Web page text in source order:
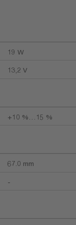
19 W
13,2 V
+10 %…15 %
67.0 mm
-